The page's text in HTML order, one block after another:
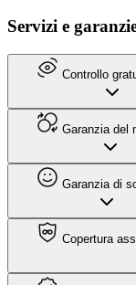
Servizi e
Controllo
Garanzia del
Garanzia di
Copertura